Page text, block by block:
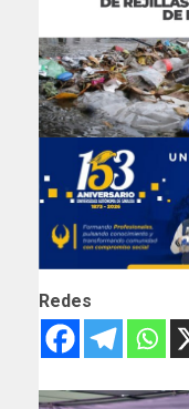
Redes